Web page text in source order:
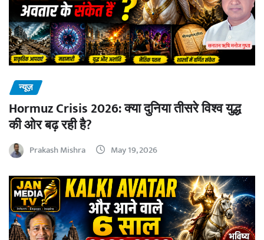
न्यूज़
Hormuz Crisis 2026: क्या दुनिया तीसरे विश्व युद्ध
की ओर बढ़ रही है?
Prakash Mishra May 19, 2026